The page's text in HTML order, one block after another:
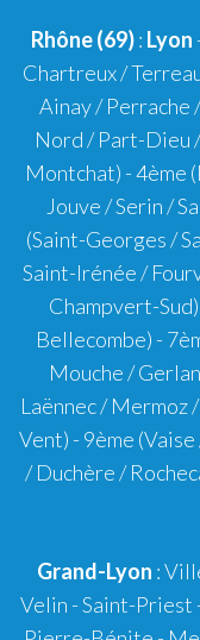
Rhône (69): Lyon
Chartreux /
Ainay / Perrache
Nord / Part-Dieu
Montchat) -4ème
Jouve / Serin /
(Saint-Georges /
Saint-Irénée /
Champvert-
Bellecombe) -
Mouche /
Laënnec / Mermoz
Vent) - 9ème
/ Duchère /
Grand-Lyon :
Velin -Saint-Priest